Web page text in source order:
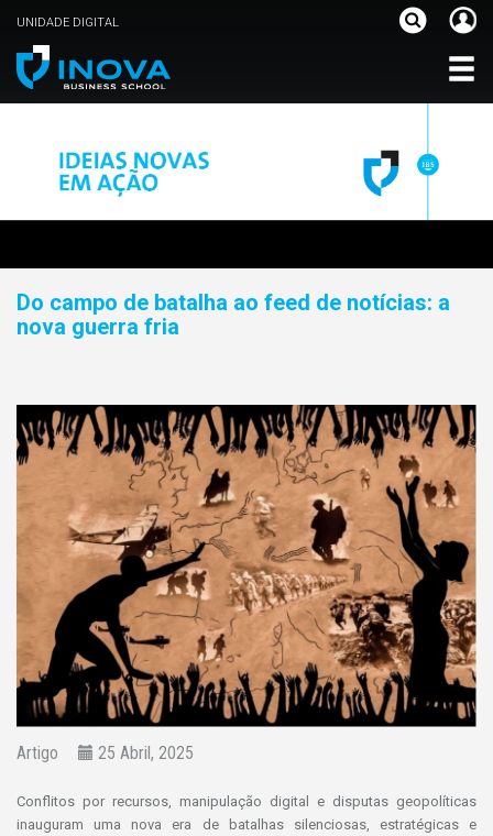
UNIDADE DIGITAL
Do campo de batalha ao feed de notícias: a
nova guerra fria
Artigo 25 Abril, 2025
Conflitos por recursos, manipulação digital e disputas geopolíticas
inauguram uma nova era de batalhas silenciosas, estratégicas e